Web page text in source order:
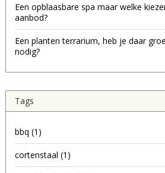
Een opblaasbare spa maar welke
aanbod?
Een planten terrarium, heb je daar
nodig?
Tags
bbq (1)
cortenstaal (1)